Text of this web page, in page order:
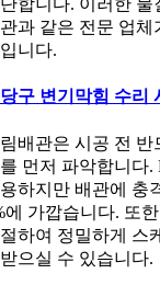
합니다. 이러한
과 같은 전문 업
니다.
구 변기막힘 수리
배관은 시공 전
먼저 파악합니다
하지만 배관에 충
에 가깝습니다. 또
하여 정밀하게 스
으실 수 있습니다.